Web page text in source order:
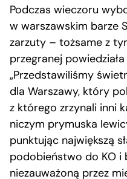
Podczas wieczoru
w warszawskim barze
zarzuty – tożsame z
przegranej
„Przedstawiliśmy
dla Warszawy, który
z którego zrzynali inni
niczym prymuska
punktując największą
podobieństwo do KO i
niezauważoną przez